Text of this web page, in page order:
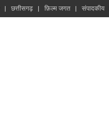
छत्तीसगढ़ फ़िल्म जगत संपादकीय